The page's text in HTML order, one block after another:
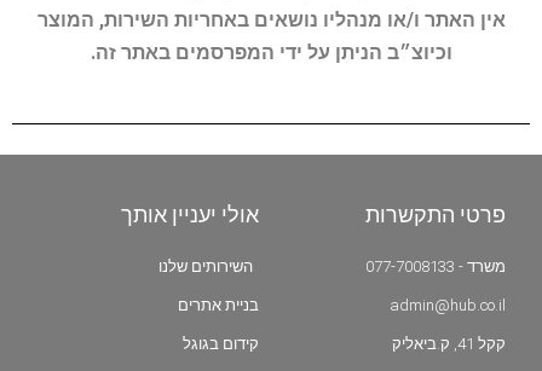
אין האתר ו/או מנהליו נושאים באחריות השירות, המוצר
וכיוצ״ב הניתן על ידי המפרסמים באתר זה.
פרטי התקשרות
משרד - 077-7008133
admin@hub.co.il
קקל 41, ק.ביאליק
אולי יעניין אותך
השירותים שלנו
בניית אתרים
קידום בגוגל